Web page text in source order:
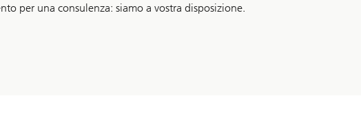
per una consulenza: siamo a vostra disposizione.